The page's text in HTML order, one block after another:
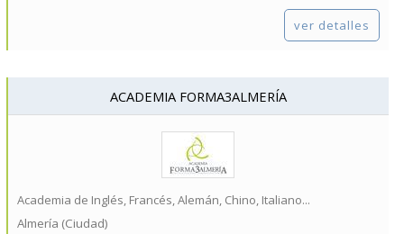
ver detalles
ACADEMIA FORMA3ALMERÍA
Academia de Inglés, Francés, Alemán, Chino, Italiano...
Almería (Ciudad)